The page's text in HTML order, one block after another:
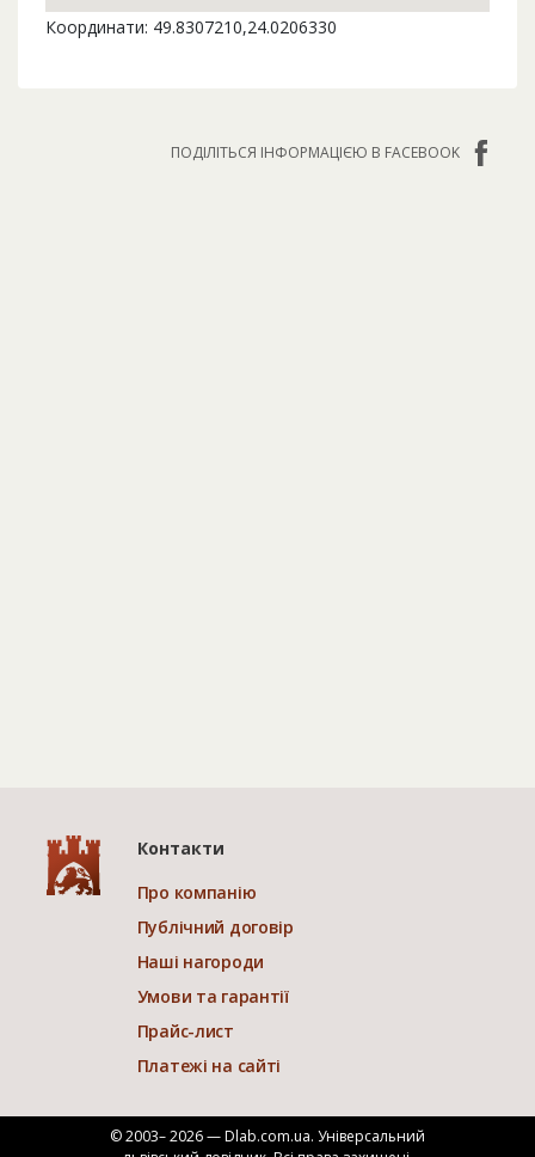
Координати: 49.8307210,24.0206330
ПОДІЛІТЬСЯ ІНФОРМАЦІЄЮ В FACEBOOK
Контакти
Про компанію
Публічний договір
Наші нагороди
Умови та гарантії
Прайс-лист
Платежі на сайті
© 2003– 2026 — Dlab.com.ua. Універсальний